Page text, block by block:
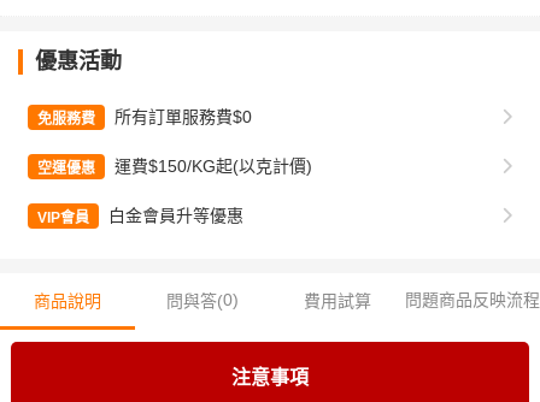
優惠活動
免服務費 所有訂單服務費$0
空運優惠 運費$150/KG起(以克計價)
VIP會員 白金會員升等優惠
商品說明 問與答(0) 費用試算 問題商品反映流程
注意事項